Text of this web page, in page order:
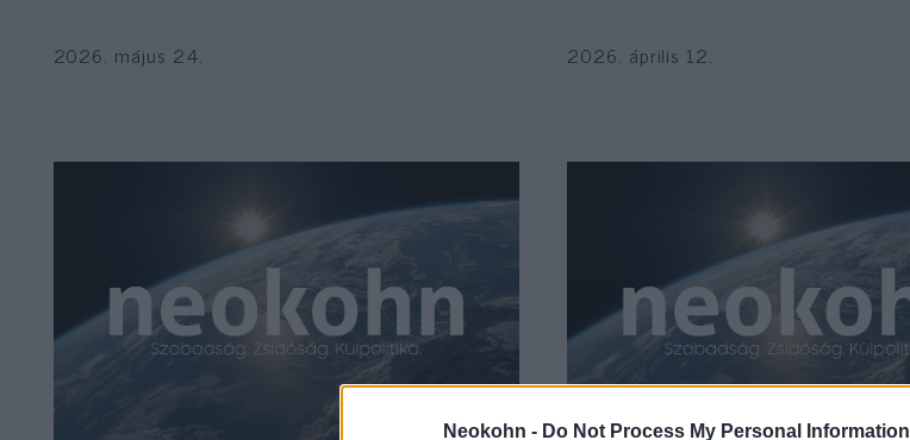
Neokohn - Do Not Process My Personal Information
2026. május 24. 2026. április 12.